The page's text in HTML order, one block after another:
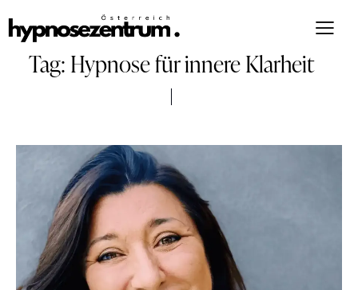
Tag: Hypnose für innere Klarheit